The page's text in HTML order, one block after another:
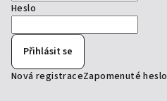
Heslo
Přihlásit se
Nová registraceZapomenuté heslo